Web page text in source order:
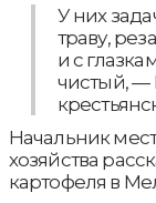
У них
траву,
и с
чистый, —
Начальник
хозяйства
картофеля в